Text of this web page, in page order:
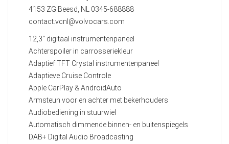
4153 ZG Beesd, NL 0345-688888
contact.vcnl@volvocars.com
12,3" digitaal instrumentenpaneel
Achterspoiler in carrosseriekleur
Adaptief TFT Crystal instrumentenpaneel
Adaptieve Cruise Controle
Apple CarPlay & AndroidAuto
Armsteun voor en achter met bekerhouders
Audiobediening in stuurwiel
Automatisch dimmende binnen- en buitenspiegels
DAB+ Digital Audio Broadcasting